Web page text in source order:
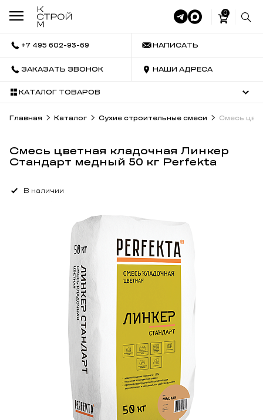
0
+7 495 602-93-69 НАПИСАТЬ
ЗАКАЗАТЬ ЗВОНОК НАШИ АДРЕСА
КАТАЛОГ ТОВАРОВ
Главная Каталог Сухие строительные смеси Смесь
Смесь цветная кладочная Линкер
Стандарт медный 50 кг Perfekta
В наличии